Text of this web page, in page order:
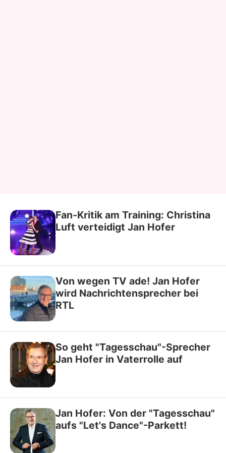
Fan-Kritik am Training: Christina
Luft verteidigt Jan Hofer
Von wegen TV ade! Jan Hofer
wird Nachrichtensprecher bei
RTL
So geht "Tagesschau"-Sprecher
Jan Hofer in Vaterrolle auf
Jan Hofer: Von der "Tagesschau"
aufs "Let's Dance"-Parkett!